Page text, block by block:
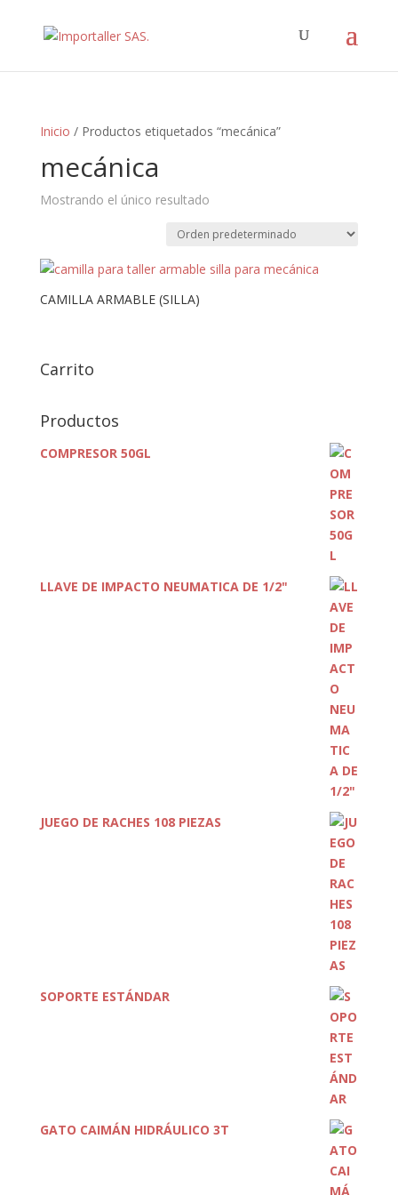
Inicio / Productos etiquetados “mecánica”
mecánica
Mostrando el único resultado
CAMILLA ARMABLE (SILLA)
Carrito
Productos
COMPRESOR 50GL
LLAVE DE IMPACTO NEUMATICA DE 1/2"
JUEGO DE RACHES 108 PIEZAS
SOPORTE ESTÁNDAR
GATO CAIMÁN HIDRÁULICO 3T